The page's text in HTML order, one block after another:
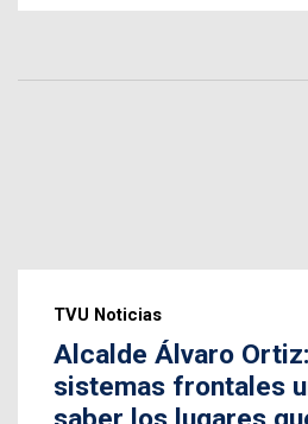
TVU Noticias
Alcalde Álvaro
sistemas frontales